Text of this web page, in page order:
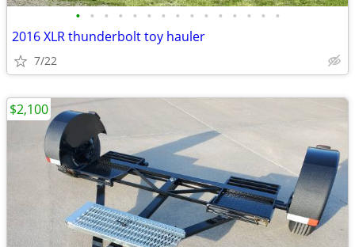
• • • • • • • • • • • • • • •
2016 XLR thunderbolt toy hauler
7/22
$2,100